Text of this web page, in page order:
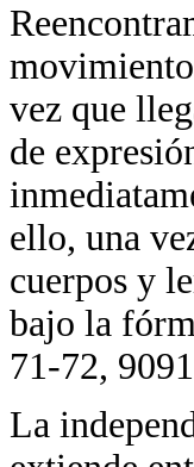
vez que
de
ello, una
cuerpos y
bajo la
71-72,
La